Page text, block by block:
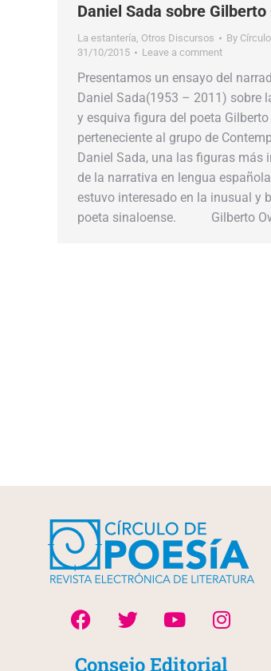
Daniel Sada sobre Gilberto
La estantería Otros Discursos By
31/10/2015
Leave a comment
Presentamos un ensayo del
Daniel Sada(1953 – 2011) sobre
y esquiva figura del poeta Gilberto
perteneciente al grupo de
Daniel Sada, una las figuras más
de la narrativa en lengua
estuvo interesado en la inusual y
poeta sinaloense. Gilberto
Consejo Editorial